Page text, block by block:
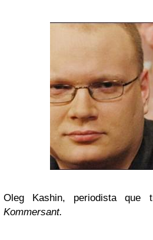
Oleg Kashin, periodista que
Kommersant.